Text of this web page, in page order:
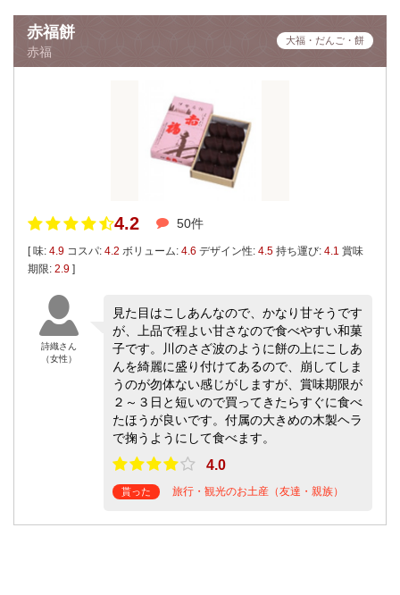
赤福餅
赤福
大福・だんご・餅
4.2 50件
[ 味: 4.9 コスパ: 4.2 ボリューム: 4.6 デザイン性: 4.5 持ち運び: 4.1 賞味
期限: 2.9 ]
詩織さん
（女性）
見た目はこしあんなので、かなり甘そうです
が、上品で程よい甘さなので食べやすい和菓
子です。川のさざ波のように餅の上にこしあ
んを綺麗に盛り付けてあるので、崩してしま
うのが勿体ない感じがしますが、賞味期限が
２～３日と短いので買ってきたらすぐに食べ
たほうが良いです。付属の大きめの木製ヘラ
で掬うようにして食べます。
4.0
貰った 旅行・観光のお土産（友達・親族）